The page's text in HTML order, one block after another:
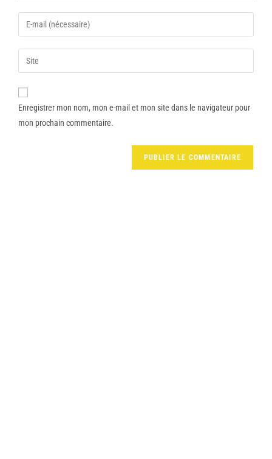
Enregistrer mon nom, mon e-mail et mon site dans le navigateur pour
mon prochain commentaire.